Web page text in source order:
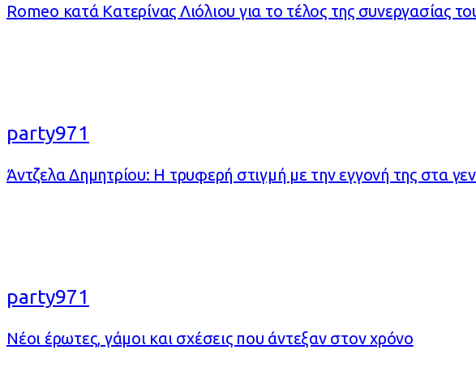
Romeo κατά Κατερίνας Λιόλιου για το τέλος της συνεργασίας
party971
Άντζελα Δημητρίου: Η τρυφερή στιγμή με την εγγονή της στα
party971
Νέοι έρωτες, γάμοι και σχέσεις που άντεξαν στον χρόνο